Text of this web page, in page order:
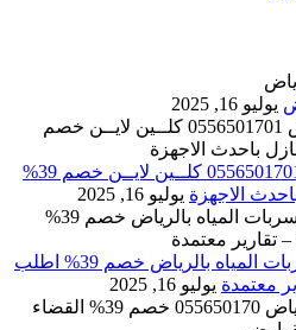
يوليو 16, 2025
شركة تنظيف بالرياض 0556501701 كلــين لايــن خصم 39%
الاجهزة يوليو 16, 2025
افضل شركة كشف تسربات المياه بالرياض خصم 39% اطلب
يوليو 16, 2025